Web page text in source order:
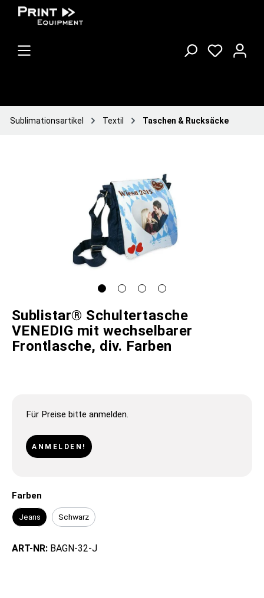
Sublimationsartikel Textil Taschen & Rucksäcke
Sublistar® Schultertasche
VENEDIG mit wechselbarer
Frontlasche, div. Farben
Für Preise bitte anmelden.
ANMELDEN!
Farben
Jeans Schwarz
ART-NR: BAGN-32-J